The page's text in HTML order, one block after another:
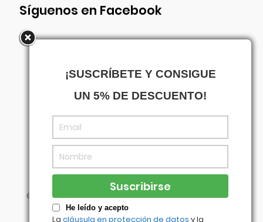
Síguenos en Facebook
© Centrowagen- Diseñado con porAgencia
Visual
¡SUSCRÍBETE Y CONSIGUE
UN 5% DE DESCUENTO!
He leído y acepto
La cláusula en protección de datos y la